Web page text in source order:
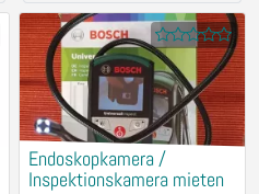
Endoskopkamera /
Inspektionskamera mieten